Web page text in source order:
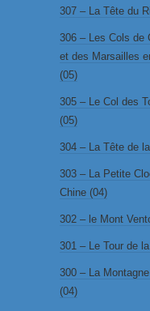
307 – La Tête du
306 – Les Cols de
et des Marsailles
(05)
305 – Le Col des
(05)
304 – La Tête de
303 – La Petite
Chine (04)
302 – le Mont
301 – Le Tour de
300 – La
(04)